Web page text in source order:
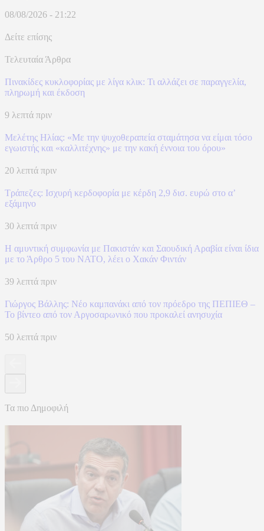
08/08/2026 - 21:22
Δείτε επίσης
Τελευταία Άρθρα
Πινακίδες κυκλοφορίας με λίγα κλικ: Τι αλλάζει σε παραγγελία,
πληρωμή και έκδοση
9 λεπτά πριν
Μελέτης Ηλίας: «Με την ψυχοθεραπεία σταμάτησα να είμαι τόσο
εγωιστής και «καλλιτέχνης» με την κακή έννοια του όρου»
20 λεπτά πριν
Τράπεζες: Ισχυρή κερδοφορία με κέρδη 2,9 δισ. ευρώ στο α’
εξάμηνο
30 λεπτά πριν
Η αμυντική συμφωνία με Πακιστάν και Σαουδική Αραβία είναι ίδια
με το Άρθρο 5 του ΝΑΤΟ, λέει ο Χακάν Φιντάν
39 λεπτά πριν
Γιώργος Βάλλης: Νέο καμπανάκι από τον πρόεδρο της ΠΕΠΙΕΘ –
Το βίντεο από τον Αργοσαρωνικό που προκαλεί ανησυχία
50 λεπτά πριν
Τα πιο Δημοφιλή